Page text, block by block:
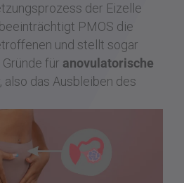
der Eizelle
PMOS die
und stellt sogar
für anovulatorische
also das Ausbleiben des